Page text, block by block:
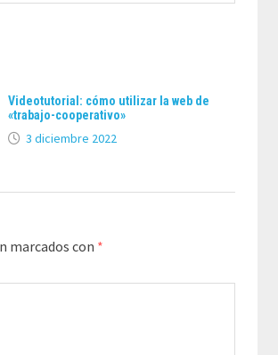
Videotutorial: cómo utilizar la web de
«trabajo-cooperativo»
3 diciembre 2022
marcados con *